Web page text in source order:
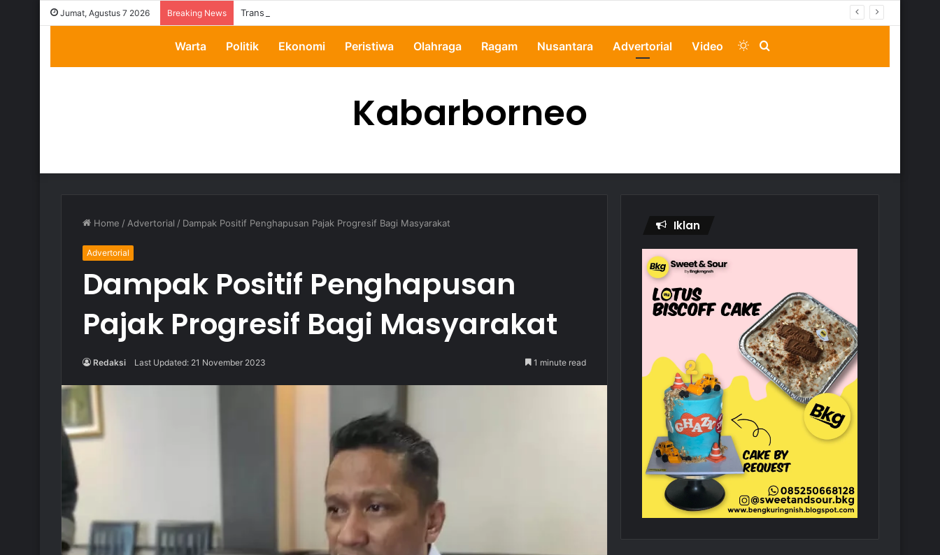
Jumat, Agustus 7 2026 Breaking News Transparansi Dipertanyakan, Pemkot Samarinda Dalami Data Kredit Macet Bankaltimtara
Warta Politik Ekonomi Peristiwa Olahraga Ragam Nusantara Advertorial Video Search
Switch
Kabarborneo
Home / Advertorial / Dampak Positif Penghapusan Pajak Progresif Bagi Masyarakat
Advertorial
Dampak Positif Penghapusan
Pajak Progresif Bagi Masyarakat
Redaksi Last Updated: 21 November 2023 1 minute read
Iklan